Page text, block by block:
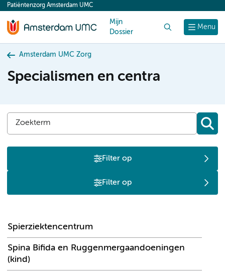
content
Menu
Patiëntenzorg Amsterdam UMC
Mijn
Dossier
Amsterdam UMC Zorg
Specialismen en centra
Filter op
Filter op
Spierziektencentrum
Spina Bifida en Ruggenmergaandoeningen
(kind)